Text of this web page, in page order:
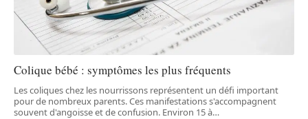
Colique bébé : symptômes les plus fréquents
Les coliques chez les nourrissons représentent un défi important
pour de nombreux parents. Ces manifestations s'accompagnent
souvent d'angoisse et de confusion. Environ 15 à…